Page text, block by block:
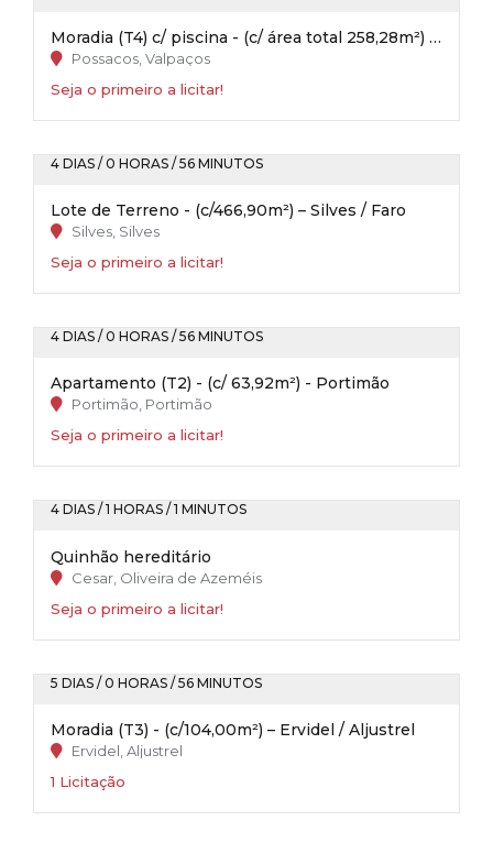
Moradia (T4) c/ piscina - (c/ área total 258,28m²) - Possacos / Valpaços
Possacos, Valpaços
Seja o primeiro a licitar!
4 DIAS / 0 HORAS / 56 MINUTOS
Lote de Terreno - (c/466,90m²) – Silves / Faro
Silves, Silves
Seja o primeiro a licitar!
4 DIAS / 0 HORAS / 56 MINUTOS
Apartamento (T2) - (c/ 63,92m²) - Portimão
Portimão, Portimão
Seja o primeiro a licitar!
4 DIAS / 1 HORAS / 1 MINUTOS
Quinhão hereditário
Cesar, Oliveira de Azeméis
Seja o primeiro a licitar!
5 DIAS / 0 HORAS / 56 MINUTOS
Moradia (T3) - (c/104,00m²) – Ervidel / Aljustrel
Ervidel, Aljustrel
1 Licitação